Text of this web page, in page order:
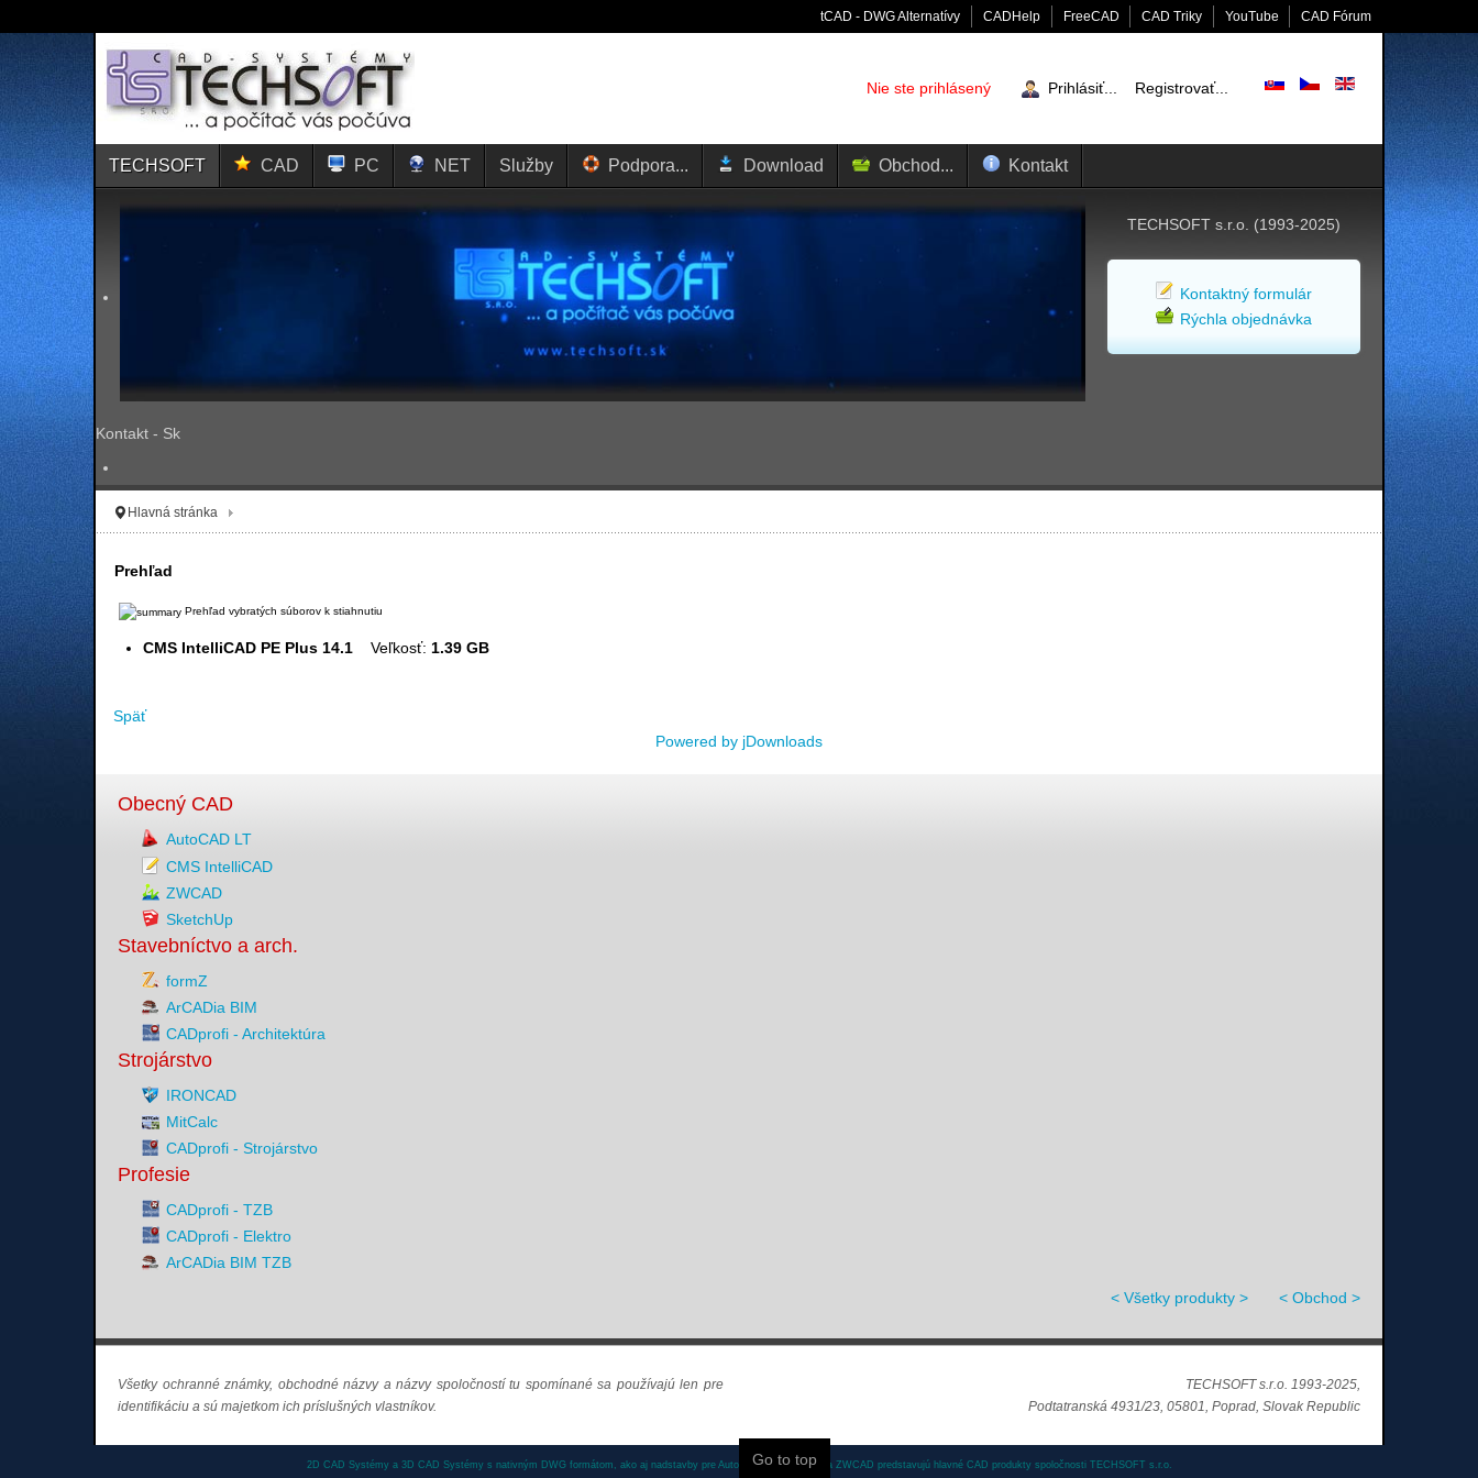
tCAD - DWG Alternatívy CADHelp FreeCAD CAD Triky YouTube CAD Fórum
Nie ste prihlásený Prihlásiť... Registrovať...
TECHSOFT CAD PC NET Služby Podpora... Download Obchod... Kontakt
Kontakt - Sk
TECHSOFT s.r.o. (1993-2025)
Kontaktný formulár
Rýchla objednávka
Hlavná stránka
Prehľad
Prehľad vybratých súborov k stiahnutiu
CMS IntelliCAD PE Plus 14.1Veľkosť:1.39 GB
Späť
Powered by jDownloads
Obecný CAD
AutoCAD LT
CMS IntelliCAD
ZWCAD
SketchUp
Stavebníctvo a arch.
formZ
ArCADia BIM
CADprofi - Architektúra
Strojárstvo
IRONCAD
MitCalc
CADprofi - Strojárstvo
Profesie
CADprofi - TZB
CADprofi - Elektro
ArCADia BIM TZB
< Všetky produkty > < Obchod >
Všetky ochranné známky, obchodné názvy a názvy spoločností tu spomínané sa používajú len pre
identifikáciu a sú majetkom ich príslušných vlastníkov.
TECHSOFT s.r.o. 1993-2025,
Podtatranská 4931/23, 05801, Poprad, Slovak Republic
Go to top
2D CAD Systémy a 3D CAD Systémy s nativným DWG formátom, ako aj nadstavby pre AutoCAD, AutoCAD LT a ZWCAD predstavujú hlavné CAD produkty spoločnosti TECHSOFT s.r.o.